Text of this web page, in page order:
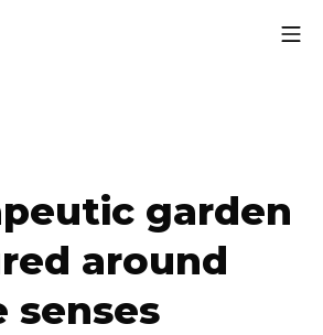
garden
around
senses